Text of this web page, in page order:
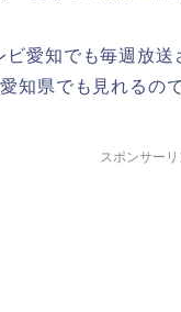
愛知でも毎週放
知県でも見れるの
スポンサーリ